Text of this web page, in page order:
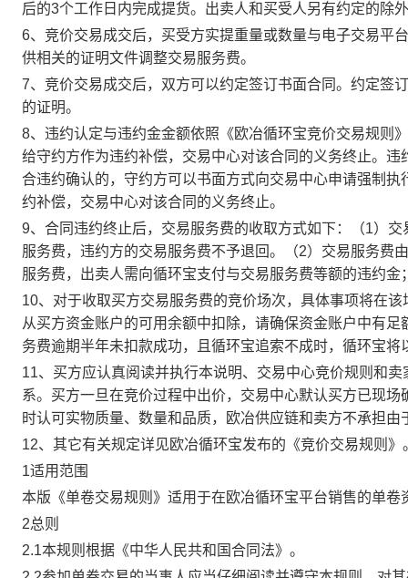
后的3个工作日内完成提货。出卖人和买受人另有约定的除
6、竞价交易成交后，买受方实提重量或数量与电子交易平
供相关的证明文件调整交易服务费。
7、竞价交易成交后，双方可以约定签订书面合同。约定签
的证明。
8、违约认定与违约金金额依照《欧冶循环宝竞价交易规则
给守约方作为违约补偿，交易中心对该合同的义务终止。
合违约确认的，守约方可以书面方式向交易中心申请强制
约补偿，交易中心对该合同的义务终止。
9、合同违约终止后，交易服务费的收取方式如下：（1）
服务费，违约方的交易服务费不予退回。（2）交易服务费
服务费，出卖人需向循环宝支付与交易服务费等额的违约
10、对于收取买方交易服务费的竞价场次，具体事项将在
从买方资金账户的可用余额中扣除，请确保资金账户中有
务费逾期半年未扣款成功，且循环宝追索不成时，循环宝将
11、买方应认真阅读并执行本说明、交易中心竞价规则和
系。买方一旦在竞价过程中出价，交易中心默认买方已现
时认可实物质量、数量和品质，欧冶供应链和卖方不承担由
12、其它有关规定详见欧冶循环宝发布的《竞价交易规则》
1适用范围
本版《单卷交易规则》适用于在欧冶循环宝平台销售的单卷
2总则
2.1本规则根据《中华人民共和国合同法》。